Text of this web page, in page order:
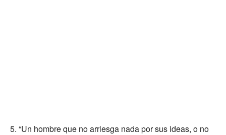
5. “Un hombre que no arriesga nada por sus ideas, o no